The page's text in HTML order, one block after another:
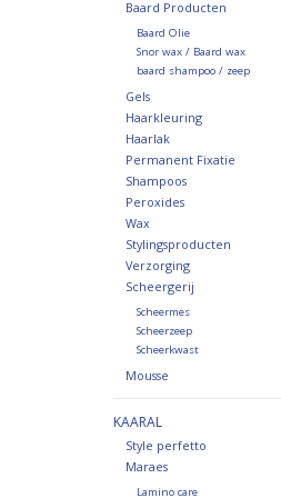
Baard Producten
Baard Olie
Snor wax / Baard wax
baard shampoo / zeep
Gels
Haarkleuring
Haarlak
Permanent Fixatie
Shampoos
Peroxides
Wax
Stylingsproducten
Verzorging
Scheergerij
Scheermes
Scheerzeep
Scheerkwast
Mousse
KAARAL
Style perfetto
Maraes
Lamino care